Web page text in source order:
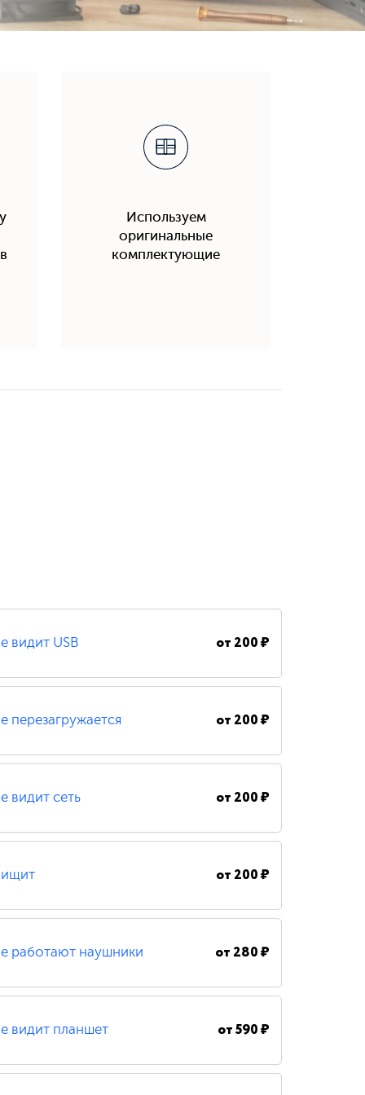
Используем
оригинальные
комплектующие
видит USB от 200 ₽
перезагружается от 200 ₽
видит сеть от 200 ₽
от 200 ₽
работают наушники от 280 ₽
видит планшет от590 ₽